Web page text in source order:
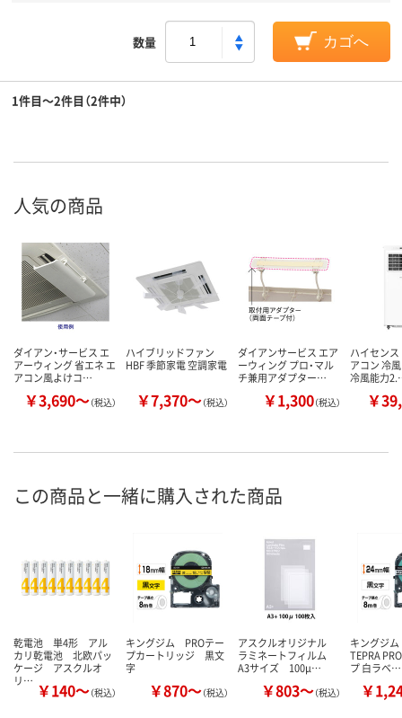
数量 カゴへ
1件目～2件目（2件中）
人気の商品
ダイアン・サービス エ
アーウィング 省エネ エ
アコン風よけコ…
￥3,690～（税込）
ハイブリッドファン
HBF 季節家電 空調家電
￥7,370～（税込）
ダイアンサービス エア
ーウィング プロ・マル
チ兼用アダプター…
￥1,300（税込）
ハイセン
アコン 冷風
冷風能力
￥
この商品と一緒に購入された商品
乾電池 単4形 アル
カリ乾電池 北欧パッ
ケージ アスクルオ
リ… ￥140～（税込）
キングジム PROテー
プカートリッジ 黒文
字
￥870～（税込）
アスクルオリジナル
ラミネートフィルム
A3サイズ 100μ…
￥803～（税込）
キングジム
TEPRA
プ 白ラベ…
￥